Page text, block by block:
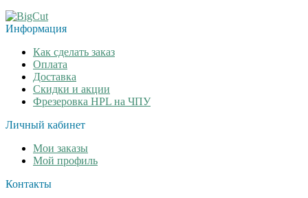
Информация
Как сделать заказ
Оплата
Доставка
Скидки и акции
Фрезеровка HPL на ЧПУ
Личный кабинет
Мои заказы
Мой профиль
Контакты